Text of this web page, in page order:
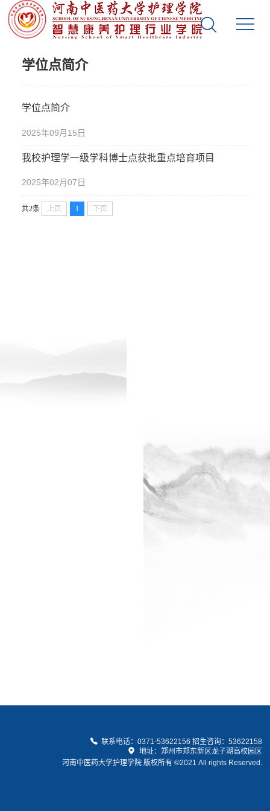
学位点简介
学位点简介
2025年09月15日
我校护理学一级学科博士点获批重点培育项目
2025年02月07日
共2条 上页 1 下页
联系电话：0371-53622156 招生咨询：53622158
地址：郑州市郑东新区龙子湖高校园区
河南中医药大学护理学院 版权所有 ©2021 All rights Reserved.